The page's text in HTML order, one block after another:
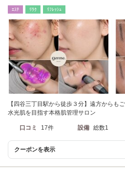
ｴｽﾃ ﾘﾗｸ ﾘﾌﾚｯｼｭ
【四谷三丁目駅から徒歩３分】遠方からも
水光肌を目指す本格肌管理サロン
口コミ 17件 設備 総数1
クーポンを表示